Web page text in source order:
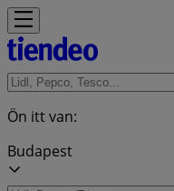
Ön itt van:
Budapest